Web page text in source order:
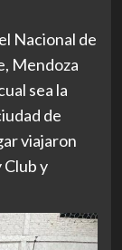
Nacional de
Mendoza
sea la
de
viajaron
Club y